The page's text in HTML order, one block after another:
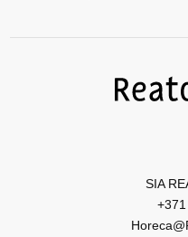
SIA